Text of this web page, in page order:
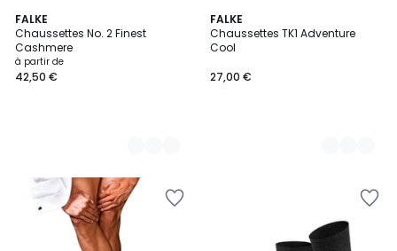
FALKE
Chaussettes No. 2 Finest
Cashmere
à partir de
42,50 €
8
Couleurs
FALKE
Chaussettes TK1 Adventure
Cool
27,00 €
3
Couleurs